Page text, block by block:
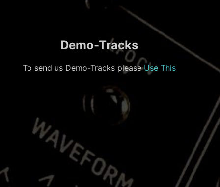
Demo-Tracks
To send us Demo-Tracks pleaseUse This